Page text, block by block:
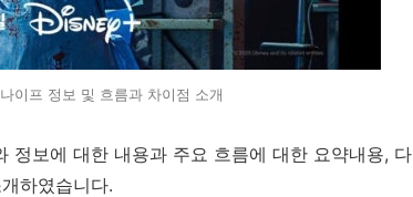
이프 정보 및 흐름과 차이점 소개
정보에 대한 내용과 주요 흐름에 대한 요약내용, 다
하였습니다.